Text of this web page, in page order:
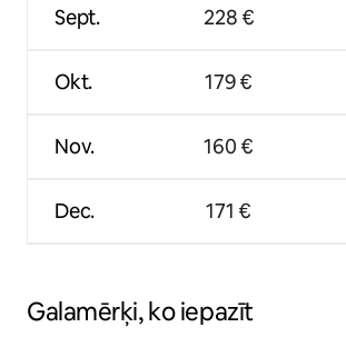
Sept.
Okt.
Nov.
Dec.
228 €
179 €
160 €
171 €
Galamērķi, ko iepazīt